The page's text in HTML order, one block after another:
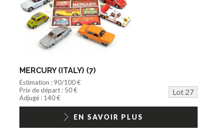
MERCURY (ITALY) (7)
Estimation : 90/100 €
Prix de départ : 50 €
Lot 27
Adjugé : 140 €
EN SAVOIR PLUS